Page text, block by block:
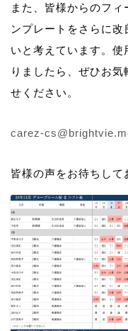
また、皆様からのフ
ンプレートをさらに
いと考えています。
りましたら、ぜひお
せください。
carez-
皆様の声をお待ちして